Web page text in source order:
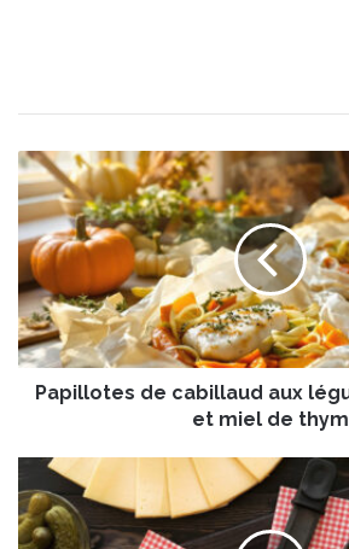
P
a
p
i
l
l
o
t
e
a
b
i
Papillotes de cabillaud aux
et miel de thym
a
R